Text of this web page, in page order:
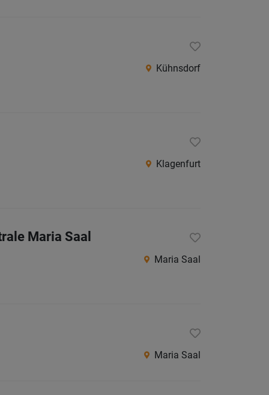
Kühnsdorf
Klagenfurt
Maria Saal
Maria Saal
Maria Saal